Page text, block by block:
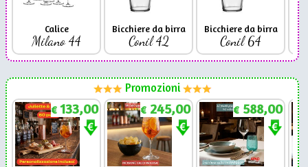
Calice
Milano 44
Bicchiere da birra
Conil 42
Bicchiere da birra
Conil 64
Promozioni
€ 133,00 € 245,00 € 588,00